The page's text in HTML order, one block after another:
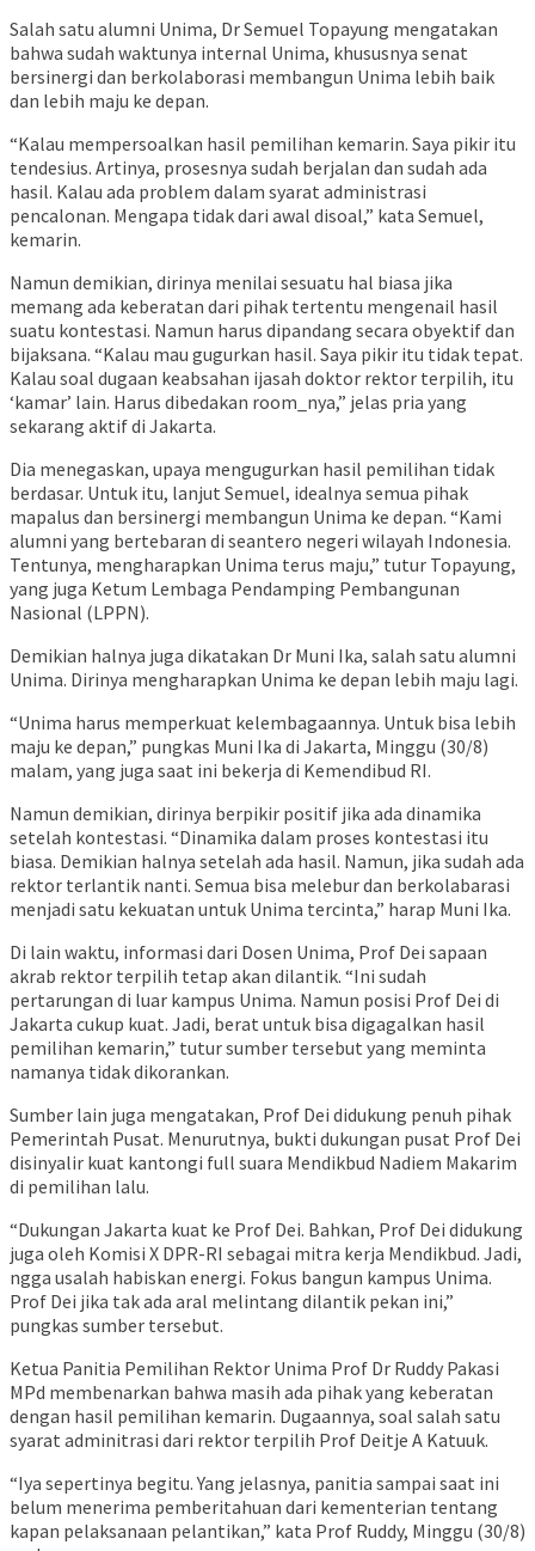
Salah satu alumni Unima, Dr Semuel Topayung mengatakan
bahwa sudah waktunya internal Unima, khususnya senat
bersinergi dan berkolaborasi membangun Unima lebih baik
dan lebih maju ke depan.
“Kalau mempersoalkan hasil pemilihan kemarin. Saya pikir itu
tendesius. Artinya, prosesnya sudah berjalan dan sudah ada
hasil. Kalau ada problem dalam syarat administrasi
pencalonan. Mengapa tidak dari awal disoal,” kata Semuel,
kemarin.
Namun demikian, dirinya menilai sesuatu hal biasa jika
memang ada keberatan dari pihak tertentu mengenail hasil
suatu kontestasi. Namun harus dipandang secara obyektif dan
bijaksana. “Kalau mau gugurkan hasil. Saya pikir itu tidak tepat.
Kalau soal dugaan keabsahan ijasah doktor rektor terpilih, itu
‘kamar’ lain. Harus dibedakan room_nya,” jelas pria yang
sekarang aktif di Jakarta.
Dia menegaskan, upaya mengugurkan hasil pemilihan tidak
berdasar. Untuk itu, lanjut Semuel, idealnya semua pihak
mapalus dan bersinergi membangun Unima ke depan. “Kami
alumni yang bertebaran di seantero negeri wilayah Indonesia.
Tentunya, mengharapkan Unima terus maju,” tutur Topayung,
yang juga Ketum Lembaga Pendamping Pembangunan
Nasional (LPPN).
Demikian halnya juga dikatakan Dr Muni Ika, salah satu alumni
Unima. Dirinya mengharapkan Unima ke depan lebih maju lagi.
“Unima harus memperkuat kelembagaannya. Untuk bisa lebih
maju ke depan,” pungkas Muni Ika di Jakarta, Minggu (30/8)
malam, yang juga saat ini bekerja di Kemendibud RI.
Namun demikian, dirinya berpikir positif jika ada dinamika
setelah kontestasi. “Dinamika dalam proses kontestasi itu
biasa. Demikian halnya setelah ada hasil. Namun, jika sudah ada
rektor terlantik nanti. Semua bisa melebur dan berkolabarasi
menjadi satu kekuatan untuk Unima tercinta,” harap Muni Ika.
Di lain waktu, informasi dari Dosen Unima, Prof Dei sapaan
akrab rektor terpilih tetap akan dilantik. “Ini sudah
pertarungan di luar kampus Unima. Namun posisi Prof Dei di
Jakarta cukup kuat. Jadi, berat untuk bisa digagalkan hasil
pemilihan kemarin,” tutur sumber tersebut yang meminta
namanya tidak dikorankan.
Sumber lain juga mengatakan, Prof Dei didukung penuh pihak
Pemerintah Pusat. Menurutnya, bukti dukungan pusat Prof Dei
disinyalir kuat kantongi full suara Mendikbud Nadiem Makarim
di pemilihan lalu.
“Dukungan Jakarta kuat ke Prof Dei. Bahkan, Prof Dei didukung
juga oleh Komisi X DPR-RI sebagai mitra kerja Mendikbud. Jadi,
ngga usalah habiskan energi. Fokus bangun kampus Unima.
Prof Dei jika tak ada aral melintang dilantik pekan ini,”
pungkas sumber tersebut.
Ketua Panitia Pemilihan Rektor Unima Prof Dr Ruddy Pakasi
MPd membenarkan bahwa masih ada pihak yang keberatan
dengan hasil pemilihan kemarin. Dugaannya, soal salah satu
syarat adminitrasi dari rektor terpilih Prof Deitje A Katuuk.
“Iya sepertinya begitu. Yang jelasnya, panitia sampai saat ini
belum menerima pemberitahuan dari kementerian tentang
kapan pelaksanaan pelantikan,” kata Prof Ruddy, Minggu (30/8)